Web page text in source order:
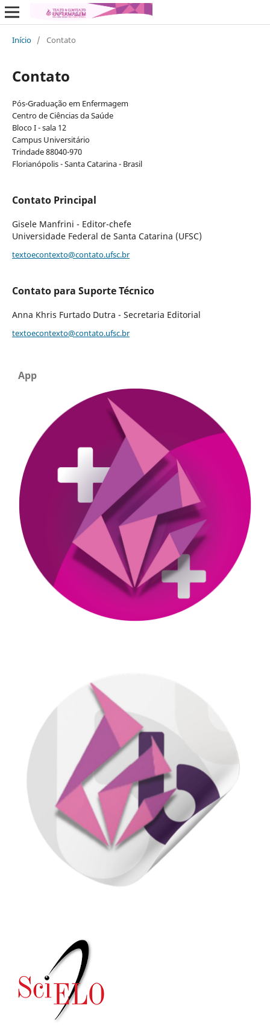
Início / Contato
Contato
Pós-Graduação em Enfermagem
Centro de Ciências da Saúde
Bloco I - sala 12
Campus Universitário
Trindade 88040-970
Florianópolis - Santa Catarina - Brasil
Contato Principal
Gisele Manfrini - Editor-chefe
Universidade Federal de Santa Catarina (UFSC)
textoecontexto@contato.ufsc.br
Contato para Suporte Técnico
Anna Khris Furtado Dutra - Secretaria Editorial
textoecontexto@contato.ufsc.br
App